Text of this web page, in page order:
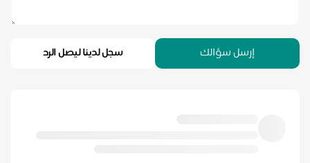
إرسل سؤالك سجل لدينا ليصل الرد